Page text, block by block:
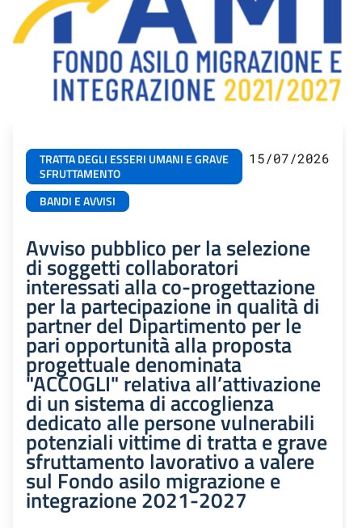
TRATTA DEGLI ESSERI UMANI E GRAVE
SFRUTTAMENTO
BANDI E AVVISI
15/07/2026
Avviso pubblico per la selezione
di soggetti collaboratori
interessati alla co-progettazione
per la partecipazione in qualità di
partner del Dipartimento per le
pari opportunità alla proposta
progettuale denominata
"ACCOGLI" relativa all’attivazione
di un sistema di accoglienza
dedicato alle persone vulnerabili
potenziali vittime di tratta e grave
sfruttamento lavorativo a valere
sul Fondo asilo migrazione e
integrazione 2021-2027